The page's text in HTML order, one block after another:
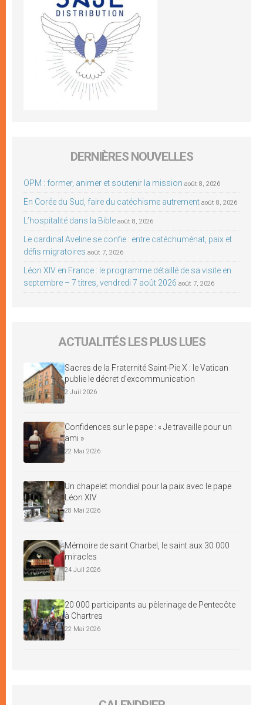
DERNIÈRES NOUVELLES
OPM : former, animer et soutenir la mission août 8, 2026
En Corée du Sud, faire du catéchisme autrement août 8, 2026
L’hospitalité dans la Bible août 8, 2026
Le cardinal Aveline se confie : entre catéchuménat, paix et
défis migratoires août 7, 2026
Léon XIV en France : le programme détaillé de sa visite en
septembre – 7 titres, vendredi 7 août 2026 août 7, 2026
ACTUALITÉS LES PLUS LUES
Sacres de la Fraternité Saint-Pie X : le Vatican
publie le décret d’excommunication
2 Juil 2026
Confidences sur le pape : « Je travaille pour un
ami »
22 Mai 2026
Un chapelet mondial pour la paix avec le pape
Léon XIV
28 Mai 2026
Mémoire de saint Charbel, le saint aux 30 000
miracles
24 Juil 2026
20 000 participants au pèlerinage de Pentecôte
à Chartres
22 Mai 2026